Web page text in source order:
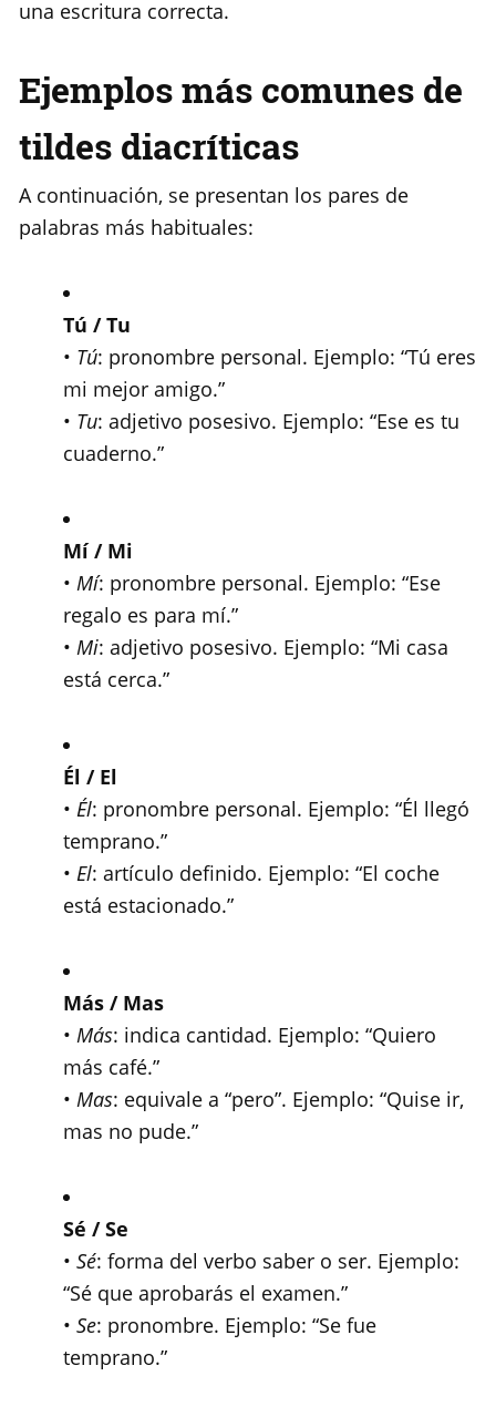
una escritura correcta.
Ejemplos más comunes de
tildes diacríticas
A continuación, se presentan los pares de
palabras más habituales:
Tú / Tu
• Tú: pronombre personal. Ejemplo: “Tú eres
mi mejor amigo.”
• Tu: adjetivo posesivo. Ejemplo: “Ese es tu
cuaderno.”
Mí / Mi
• Mí: pronombre personal. Ejemplo: “Ese
regalo es para mí.”
• Mi: adjetivo posesivo. Ejemplo: “Mi casa
está cerca.”
Él / El
• Él: pronombre personal. Ejemplo: “Él llegó
temprano.”
• El: artículo definido. Ejemplo: “El coche
está estacionado.”
Más / Mas
• Más: indica cantidad. Ejemplo: “Quiero
más café.”
• Mas: equivale a “pero”. Ejemplo: “Quise ir,
mas no pude.”
Sé / Se
• Sé: forma del verbo saber o ser. Ejemplo:
“Sé que aprobarás el examen.”
• Se: pronombre. Ejemplo: “Se fue
temprano.”